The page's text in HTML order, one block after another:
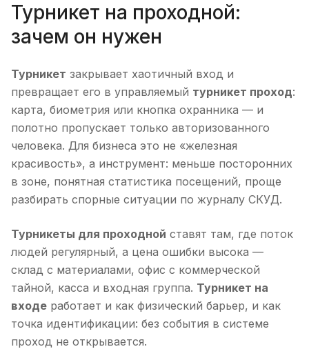
Турникет на проходной:
зачем он нужен
Турникет закрывает хаотичный вход и
превращает его в управляемый турникет проход:
карта, биометрия или кнопка охранника — и
полотно пропускает только авторизованного
человека. Для бизнеса это не «железная
красивость», а инструмент: меньше посторонних
в зоне, понятная статистика посещений, проще
разбирать спорные ситуации по журналу СКУД.
Турникеты для проходной ставят там, где поток
людей регулярный, а цена ошибки высока —
склад с материалами, офис с коммерческой
тайной, касса и входная группа. Турникет на
входе работает и как физический барьер, и как
точка идентификации: без события в системе
проход не открывается.